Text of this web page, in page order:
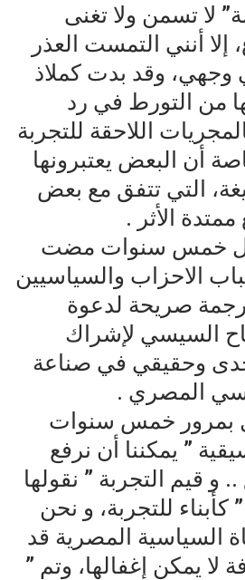
لا تسمن ولا تغنى
إلا أنني التمست العذر
وقد بدت كملاذ
من التورط في رد
اللاحقة للتجربة
أن البعض يعتبرونها
التي تتفق مع بعض
ممتدة الأثر .
خمس سنوات مضت
الاحزاب والسياسيين
صريحة لدعوة
السيسي لإشراك
وحقيقي في صناعة
المصري .
بمرور خمس سنوات
” يمكننا أن نرفع
و قيم التجربة ” نقولها
كأبناء للتجربة، و نحن
السياسية المصرية قد
يمكن إغفالها، وتم ”